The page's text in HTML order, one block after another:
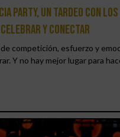
Party, un tardeo con
celebrar y conectar
competición, esfuerzo y
Y no hay mejor lugar para